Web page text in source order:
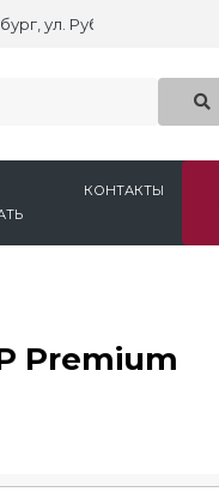
ул. Рубежная, д.6
КОНТАКТЫ
Premium